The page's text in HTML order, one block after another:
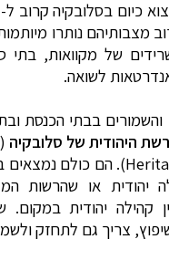
מצבותיהם נותרו
של מקוואות, בתי
אנדרטאות לשואה.
והשמורים בבתי הכנסת
היהודית של סלובקיה (
). הם כולם נמצאים
יהודית או שהרשות
קהילה יהודית
צריך גם לתחזק